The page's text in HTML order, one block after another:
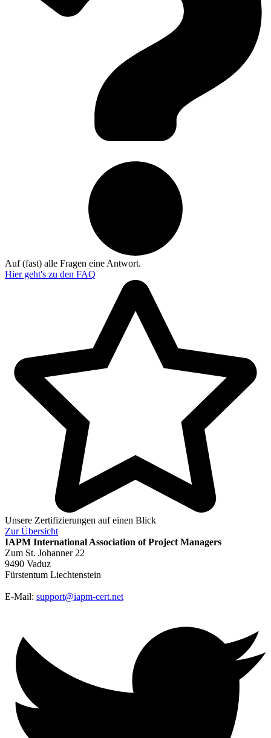
Auf (fast) alle Fragen eine Antwort.
Hier geht's zu den FAQ
Unsere Zertifizierungen auf einen Blick
ZurÜbersicht
IAPM International Association of Project Managers
Zum St. Johanner 22
9490 Vaduz
Fürstentum Liechtenstein
E-Mail: support@iapm-cert.net